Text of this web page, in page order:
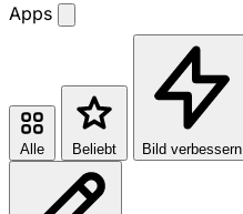
Apps
Alle Beliebt Bild verbessern